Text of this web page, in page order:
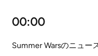
00:00
Summer Warsのニュー